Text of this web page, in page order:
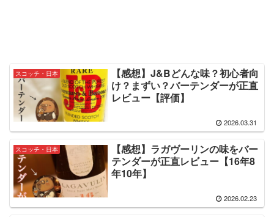
スコッチ・日本
【感想】J&Bどんな味？初心者向
け？まずい？バーテンダーが正直
レビュー【評価】
2026.03.31
スコッチ・日本
【感想】ラガヴーリンの味をバー
テンダーが正直レビュー【16年8
年10年】
2026.02.23